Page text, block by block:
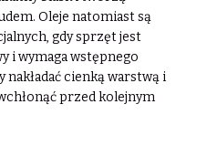
Oleje natomiast są
gdy sprzęt jest
i wymaga wstępnego
cienką warstwą i
przed kolejnym